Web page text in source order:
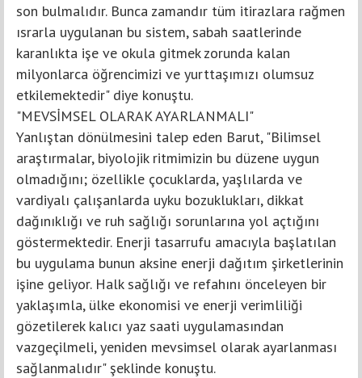
son bulmalıdır. Bunca zamandır tüm itirazlara rağmen
ısrarla uygulanan bu sistem, sabah saatlerinde
karanlıkta işe ve okula gitmek zorunda kalan
milyonlarca öğrencimizi ve yurttaşımızı olumsuz
etkilemektedir" diye konuştu.
"MEVSİMSEL OLARAK AYARLANMALI"
Yanlıştan dönülmesini talep eden Barut, "Bilimsel
araştırmalar, biyolojik ritmimizin bu düzene uygun
olmadığını; özellikle çocuklarda, yaşlılarda ve
vardiyalı çalışanlarda uyku bozuklukları, dikkat
dağınıklığı ve ruh sağlığı sorunlarına yol açtığını
göstermektedir. Enerji tasarrufu amacıyla başlatılan
bu uygulama bunun aksine enerji dağıtım şirketlerinin
işine geliyor. Halk sağlığı ve refahını önceleyen bir
yaklaşımla, ülke ekonomisi ve enerji verimliliği
gözetilerek kalıcı yaz saati uygulamasından
vazgeçilmeli, yeniden mevsimsel olarak ayarlanması
sağlanmalıdır" şeklinde konuştu.